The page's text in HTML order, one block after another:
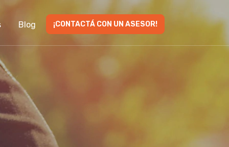
Blog ¡CONTACTÁ CON UN ASESOR!